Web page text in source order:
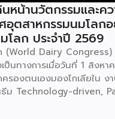
หน้านวัตกรรมและค
ศอุตสาหกรรมนมโลก
โลก ประจำปี 2569
(World Dairy Congress)
ป็นทางการเมื่อวันที่ 1 สิงห
รองตนเองมองโกเลียใน ง
ธีม Technology-driven,